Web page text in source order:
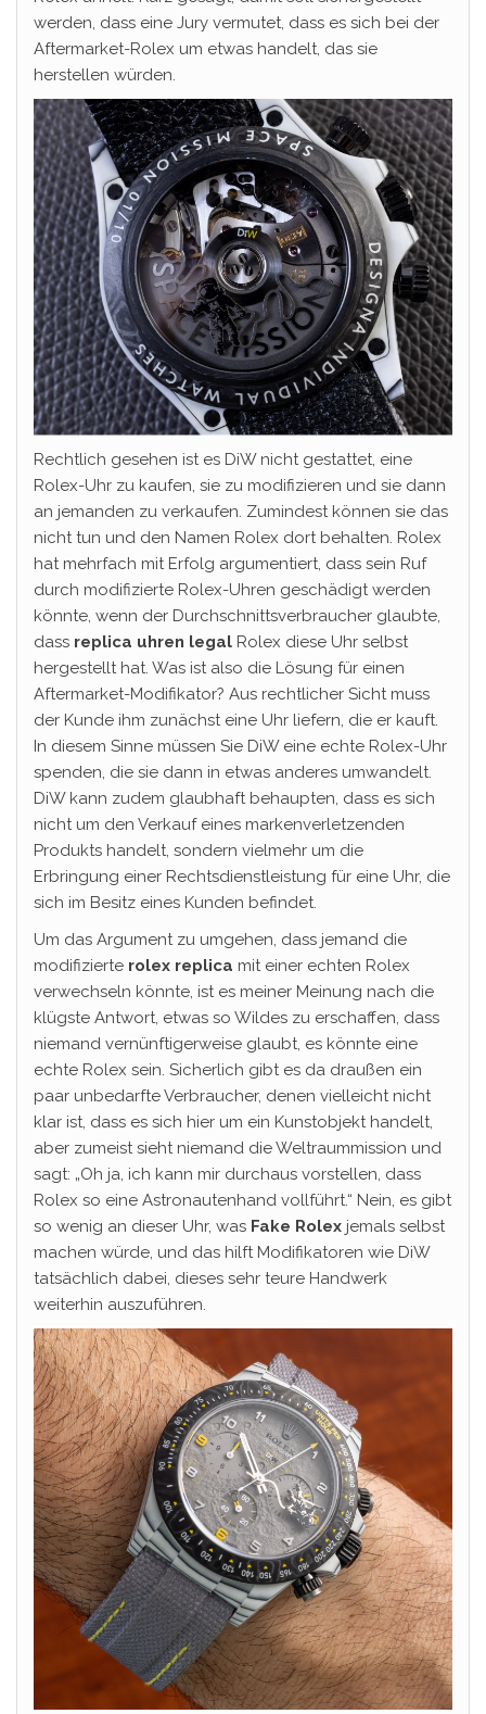
werden, dass eine Jury vermutet, dass es sich bei der
Aftermarket-Rolex um etwas handelt, das sie
herstellen würden.
Rechtlich gesehen ist es DiW nicht gestattet, eine
Rolex-Uhr zu kaufen, sie zu modifizieren und sie dann
an jemanden zu verkaufen. Zumindest können sie das
nicht tun und den Namen Rolex dort behalten. Rolex
hat mehrfach mit Erfolg argumentiert, dass sein Ruf
durch modifizierte Rolex-Uhren geschädigt werden
könnte, wenn der Durchschnittsverbraucher glaubte,
dass replica uhren legal Rolex diese Uhr selbst
hergestellt hat. Was ist also die Lösung für einen
Aftermarket-Modifikator? Aus rechtlicher Sicht muss
der Kunde ihm zunächst eine Uhr liefern, die er kauft.
In diesem Sinne müssen Sie DiW eine echte Rolex-Uhr
spenden, die sie dann in etwas anderes umwandelt.
DiW kann zudem glaubhaft behaupten, dass es sich
nicht um den Verkauf eines markenverletzenden
Produkts handelt, sondern vielmehr um die
Erbringung einer Rechtsdienstleistung für eine Uhr, die
sich im Besitz eines Kunden befindet.
Um das Argument zu umgehen, dass jemand die
modifizierte rolex replica mit einer echten Rolex
verwechseln könnte, ist es meiner Meinung nach die
klügste Antwort, etwas so Wildes zu erschaffen, dass
niemand vernünftigerweise glaubt, es könnte eine
echte Rolex sein. Sicherlich gibt es da draußen ein
paar unbedarfte Verbraucher, denen vielleicht nicht
klar ist, dass es sich hier um ein Kunstobjekt handelt,
aber zumeist sieht niemand die Weltraummission und
sagt: „Oh ja, ich kann mir durchaus vorstellen, dass
Rolex so eine Astronautenhand vollführt.“ Nein, es gibt
so wenig an dieser Uhr, was Fake Rolex jemals selbst
machen würde, und das hilft Modifikatoren wie DiW
tatsächlich dabei, dieses sehr teure Handwerk
weiterhin auszuführen.